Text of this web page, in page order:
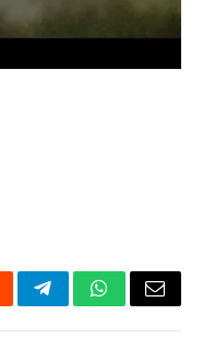
TelegramWhatsApp
Email